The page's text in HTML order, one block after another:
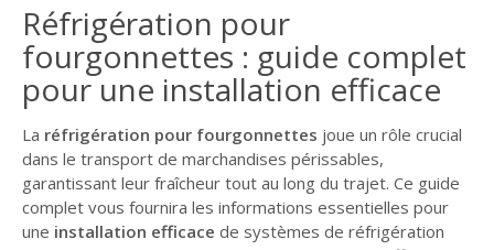
Réfrigération pour
fourgonnettes : guide complet
pour une installation efficace
La réfrigération pour fourgonnettes joue un rôle crucial
dans le transport de marchandises périssables,
garantissant leur fraîcheur tout au long du trajet. Ce guide
complet vous fournira les informations essentielles pour
une installation efficace de systèmes de réfrigération